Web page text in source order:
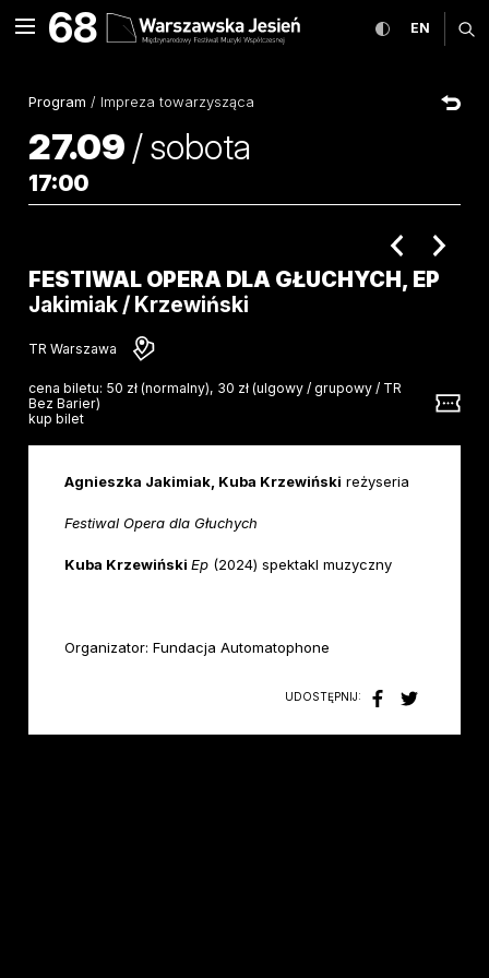
Festiwal Opera dla
rozwiń menu
MENU68 przełącz
EN
Program / Impreza towarzysząca
27.09 /sobota
17:00
FESTIWAL OPERA DLA GŁUCHYCH, EP
Jakimiak / Krzewiński
TR Warszawa
cena biletu: 50 zł (normalny), 30 zł (ulgowy / grupowy / TR
Bez Barier)
kup bilet
Agnieszka Jakimiak, Kuba Krzewiński reżyseria
Festiwal Opera dla Głuchych
Kuba Krzewiński Ep(2024) spektakl muzyczny
Organizator: Fundacja Automatophone
UDOSTĘPNIJ: